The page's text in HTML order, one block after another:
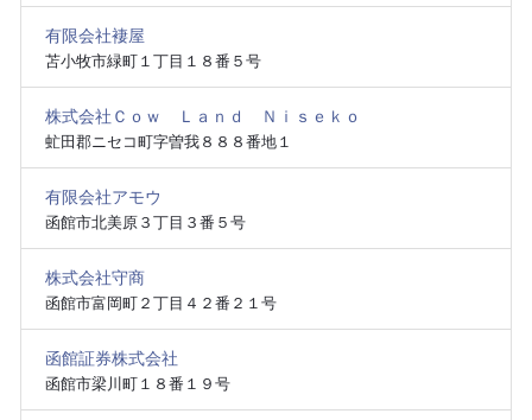
有限会社褄屋
苫小牧市緑町１丁目１８番５号
株式会社Ｃｏｗ Ｌａｎｄ Ｎｉｓｅｋｏ
虻田郡ニセコ町字曽我８８８番地１
有限会社アモウ
函館市北美原３丁目３番５号
株式会社守商
函館市富岡町２丁目４２番２１号
函館証券株式会社
函館市梁川町１８番１９号